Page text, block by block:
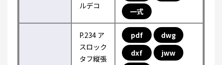
ルデコ
一式
P.234 ア
スロック
タフ縦張
pdf
dwg
dxf
jww